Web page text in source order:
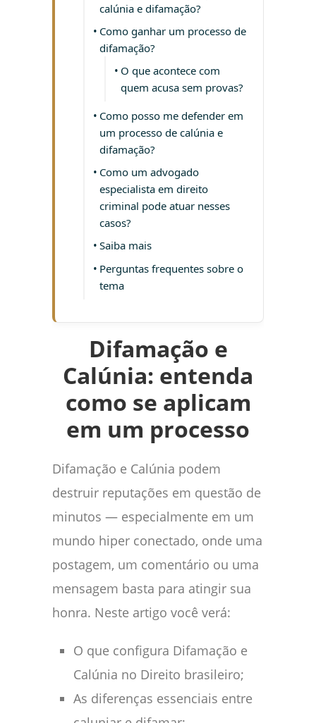
calúnia e difamação?
Como ganhar um processo de
difamação?
O que acontece com
quem acusa sem provas?
Como posso me defender em
um processo de calúnia e
difamação?
Como um advogado
especialista em direito
criminal pode atuar nesses
casos?
Saiba mais
Perguntas frequentes sobre o
tema
Difamação e
Calúnia: entenda
como se aplicam
em um processo
Difamação e Calúnia podem
destruir reputações em questão de
minutos — especialmente em um
mundo hiper conectado, onde uma
postagem, um comentário ou uma
mensagem basta para atingir sua
honra. Neste artigo você verá:
O que configura Difamação e
Calúnia no Direito brasileiro;
As diferenças essenciais entre